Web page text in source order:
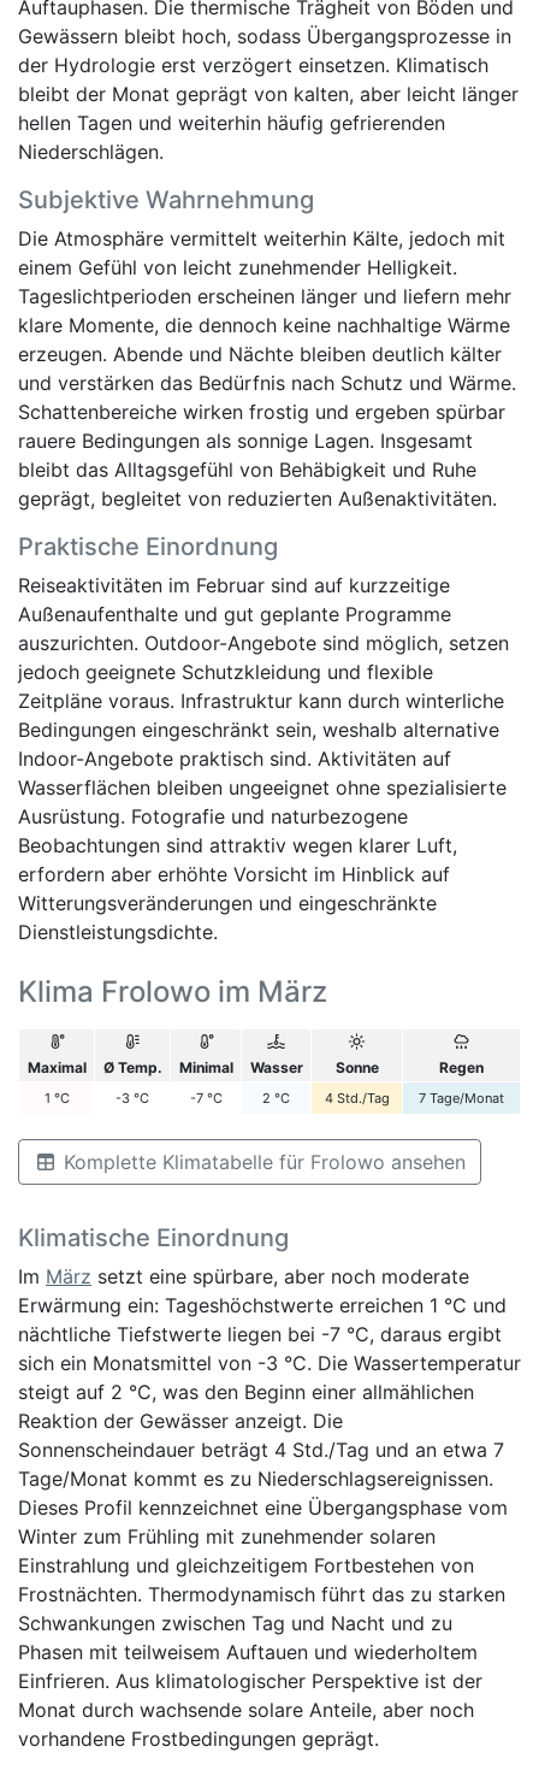
Auftauphasen. Die thermische Trägheit von Böden und
Gewässern bleibt hoch, sodass Übergangsprozesse in
der Hydrologie erst verzögert einsetzen. Klimatisch
bleibt der Monat geprägt von kalten, aber leicht länger
hellen Tagen und weiterhin häufig gefrierenden
Niederschlägen.
Subjektive Wahrnehmung
Die Atmosphäre vermittelt weiterhin Kälte, jedoch mit
einem Gefühl von leicht zunehmender Helligkeit.
Tageslichtperioden erscheinen länger und liefern mehr
klare Momente, die dennoch keine nachhaltige Wärme
erzeugen. Abende und Nächte bleiben deutlich kälter
und verstärken das Bedürfnis nach Schutz und Wärme.
Schattenbereiche wirken frostig und ergeben spürbar
rauere Bedingungen als sonnige Lagen. Insgesamt
bleibt das Alltagsgefühl von Behäbigkeit und Ruhe
geprägt, begleitet von reduzierten Außenaktivitäten.
Praktische Einordnung
Reiseaktivitäten im Februar sind auf kurzzeitige
Außenaufenthalte und gut geplante Programme
auszurichten. Outdoor-Angebote sind möglich, setzen
jedoch geeignete Schutzkleidung und flexible
Zeitpläne voraus. Infrastruktur kann durch winterliche
Bedingungen eingeschränkt sein, weshalb alternative
Indoor-Angebote praktisch sind. Aktivitäten auf
Wasserflächen bleiben ungeeignet ohne spezialisierte
Ausrüstung. Fotografie und naturbezogene
Beobachtungen sind attraktiv wegen klarer Luft,
erfordern aber erhöhte Vorsicht im Hinblick auf
Witterungsveränderungen und eingeschränkte
Dienstleistungsdichte.
Klima Frolowo im März
Maximal Ø Temp. Minimal Wasser Sonne Regen
1 °C -3 °C -7 °C 2 °C 4 Std./Tag 7 Tage/Monat
Komplette Klimatabelle für Frolowo ansehen
Klimatische Einordnung
Im März setzt eine spürbare, aber noch moderate
Erwärmung ein: Tageshöchstwerte erreichen 1 °C und
nächtliche Tiefstwerte liegen bei -7 °C, daraus ergibt
sich ein Monatsmittel von -3 °C. Die Wassertemperatur
steigt auf 2 °C, was den Beginn einer allmählichen
Reaktion der Gewässer anzeigt. Die
Sonnenscheindauer beträgt 4 Std./Tag und an etwa 7
Tage/Monat kommt es zu Niederschlagsereignissen.
Dieses Profil kennzeichnet eine Übergangsphase vom
Winter zum Frühling mit zunehmender solaren
Einstrahlung und gleichzeitigem Fortbestehen von
Frostnächten. Thermodynamisch führt das zu starken
Schwankungen zwischen Tag und Nacht und zu
Phasen mit teilweisem Auftauen und wiederholtem
Einfrieren. Aus klimatologischer Perspektive ist der
Monat durch wachsende solare Anteile, aber noch
vorhandene Frostbedingungen geprägt.